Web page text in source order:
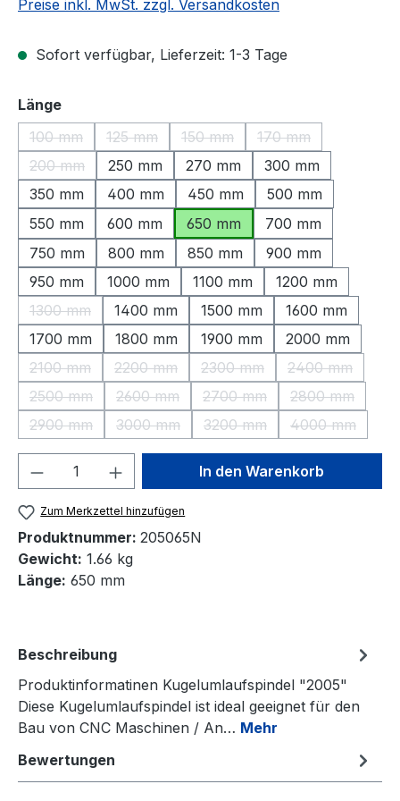
Preise inkl. MwSt. zzgl. Versandkosten
Sofort verfügbar, Lieferzeit: 1-3 Tage
Längeauswählen
100 mm
(Diese Option ist zurzeit nicht verfügbar.)
125 mm
(Diese Option ist zurzeit nicht verfügbar.)
150 mm
(Diese Option ist zurzeit nicht
170 mm
(Diese Option ist
200 mm
(Diese Option ist zurzeit nicht verfügbar.)
250 mm 270 mm
300 mm
350 mm
400 mm 450 mm
500 mm
550 mm
600 mm 650 mm
700 mm
750 mm
800 mm 850 mm
900 mm
950 mm
1000 mm 1100 mm
1200 mm
1300 mm
(Diese Option ist zurzeit nicht verfügbar.)
1400 mm 1500 mm
1600 mm
1700 mm
1800 mm 1900 mm
2000 mm
2100 mm
(Diese Option ist zurzeit nicht verfügbar.)
2200 mm
(Diese Option ist zurzeit nicht verfügbar.)
2300 mm
(Diese Option ist zurzeit
2400 mm
(Diese
2500 mm
(Diese Option ist zurzeit nicht verfügbar.)
2600 mm
(Diese Option ist zurzeit nicht verfügbar.)
2700 mm
(Diese Option ist zurzeit
2800 mm
(Diese
2900 mm
(Diese Option ist zurzeit nicht verfügbar.)
3000 mm
(Diese Option ist zurzeit nicht verfügbar.)
3200 mm
(Diese Option ist zurzeit
4000 mm
(Diese
Produkt Anzahl: Gib denIn den Warenkorb
Zum Merkzettel hinzufügen
Produktnummer: 205065N
Gewicht: 1.66 kg
Länge: 650 mm
Beschreibung
Produktinformatinen Kugelumlaufspindel "2005"
Diese Kugelumlaufspindel ist ideal geeignet für den
Bau von CNC Maschinen / An… Mehr
Bewertungen